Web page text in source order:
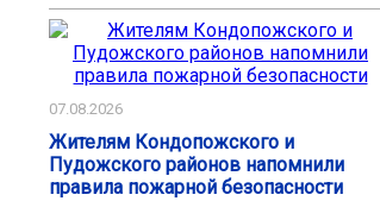
07.08.2026
Жителям Кондопожского и
Пудожского районов напомнили
правила пожарной безопасности